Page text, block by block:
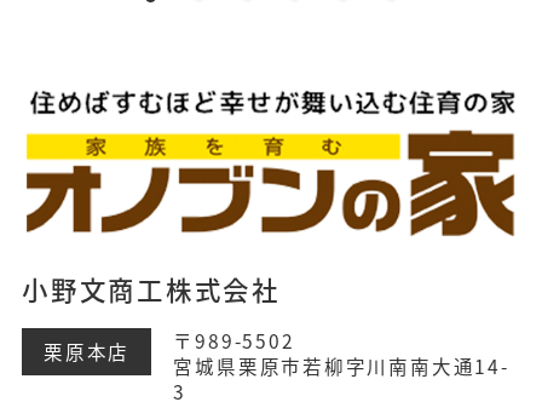
小野文商工株式会社
栗原本店
〒989-5502
宮城県栗原市若柳字川南南大通14-
3